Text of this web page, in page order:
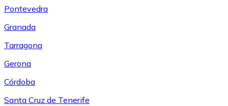
Pontevedra
Granada
Tarragona
Gerona
Córdoba
Santa Cruz de Tenerife